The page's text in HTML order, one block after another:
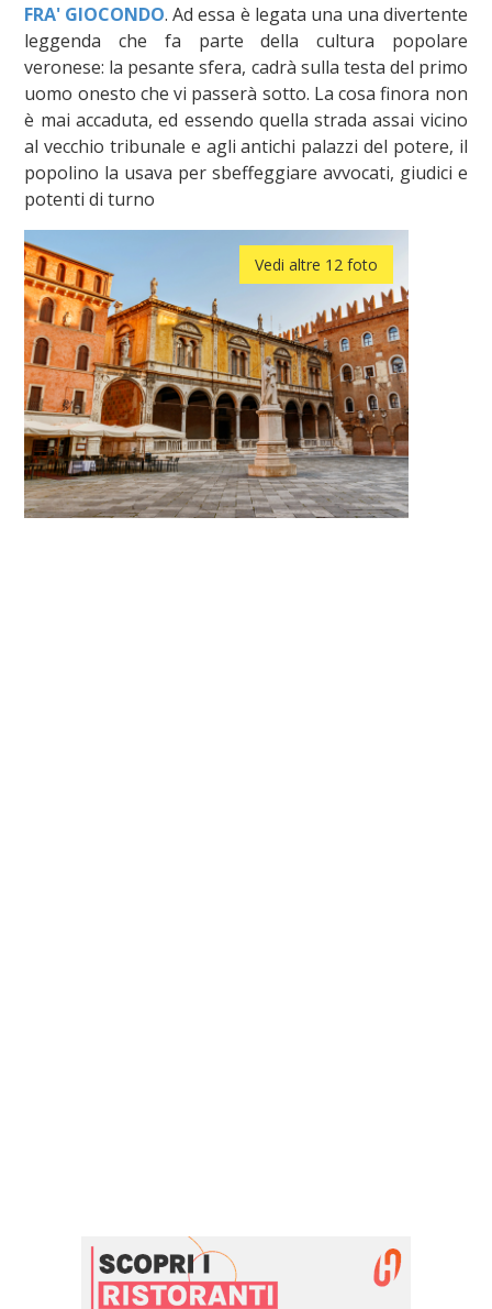
FRA' GIOCONDO. Ad essa è legata una una divertente
leggenda che fa parte della cultura popolare
veronese: la pesante sfera, cadrà sulla testa del primo
uomo onesto che vi passerà sotto. La cosa finora non
è mai accaduta, ed essendo quella strada assai vicino
al vecchio tribunale e agli antichi palazzi del potere, il
popolino la usava per sbeffeggiare avvocati, giudici e
potenti di turno
Vedi altre 12 foto